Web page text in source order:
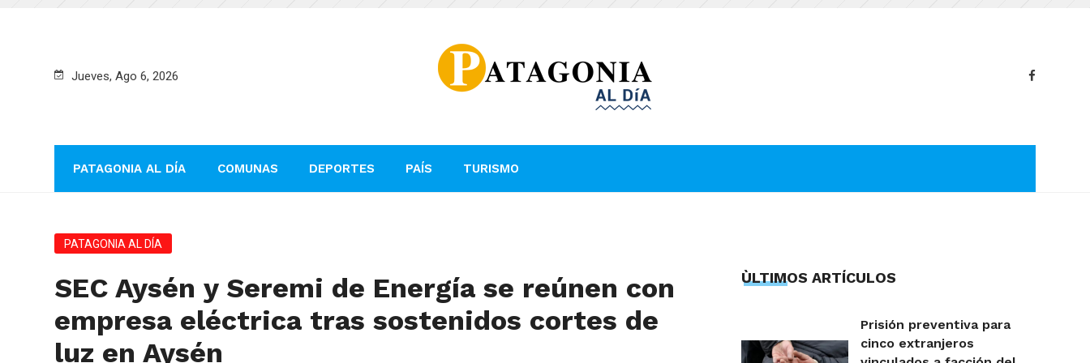
Jueves, Ago 6, 2026
PATAGONIA AL DÍA COMUNAS DEPORTES PAÍS TURISMO
PATAGONIA AL DÍA
SEC Aysén y Seremi de Energía se reúnen con
empresa eléctrica tras sostenidos cortes de
luz en Aysén
ÙLTIMOS ARTÍCULOS
Prisión preventiva para
cinco extranjeros